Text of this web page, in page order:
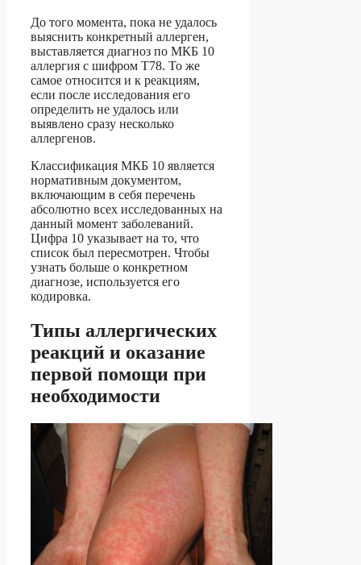
До того момента, пока не удалось
выяснить конкретный аллерген,
выставляется диагноз по МКБ 10
аллергия с шифром Т78. То же
самое относится и к реакциям,
если после исследования его
определить не удалось или
выявлено сразу несколько
аллергенов.
Классификация МКБ 10 является
нормативным документом,
включающим в себя перечень
абсолютно всех исследованных на
данный момент заболеваний.
Цифра 10 указывает на то, что
список был пересмотрен. Чтобы
узнать больше о конкретном
диагнозе, используется его
кодировка.
Типы аллергических
реакций и оказание
первой помощи при
необходимости